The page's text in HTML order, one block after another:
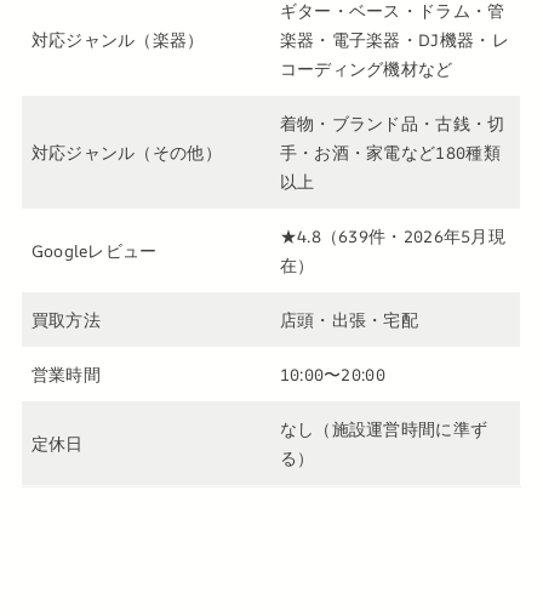
対応ジャンル（楽器）
ギター・ベース・ドラム・管
楽器・電子楽器・DJ機器・レ
コーディング機材など
対応ジャンル（その他）
着物・ブランド品・古銭・切
手・お酒・家電など180種類
以上
Googleレビュー
★4.8（639件・2026年5月現
在）
買取方法 店頭・出張・宅配
営業時間 10:00〜20:00
定休日
なし（施設運営時間に準ず
る）